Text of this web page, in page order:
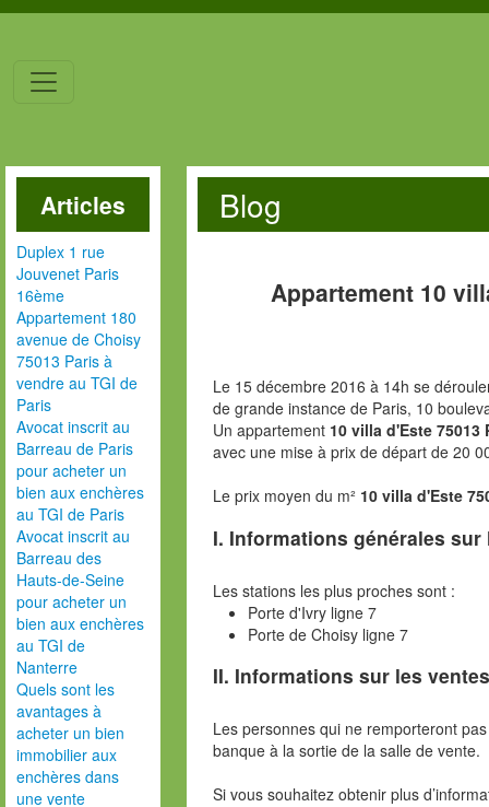
Articles
Duplex 1 rue
Jouvenet Paris
16ème
Appartement 180
avenue de Choisy
75013 Paris à
vendre au TGI de
Paris
Avocat inscrit au
Barreau de Paris
pour acheter un
bien aux enchères
au TGI de Paris
Avocat inscrit au
Barreau des
Hauts-de-Seine
pour acheter un
bien aux enchères
au TGI de
Nanterre
Quels sont les
avantages à
acheter un bien
immobilier aux
enchères dans
une vente
Blog
Appartement 10
Le 15 décembre 2016 à 14h se
de grande instance de Paris, 10
Un appartement 10 villa d'Este 75013
avec une mise à prix de départ de 20
Le prix moyen du m² 10 villa d'Este
I. Informations générales
Les stations les plus proches sont :
Porte d'Ivry ligne 7
Porte de Choisy ligne 7
II. Informations sur les
Les personnes qui ne remporteront
banque à la sortie de la salle de vente.
Si vous souhaitez obtenir plus